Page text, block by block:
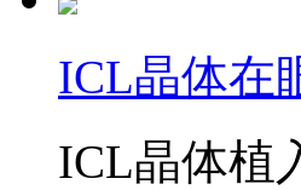
ICL晶体在
ICL晶体植